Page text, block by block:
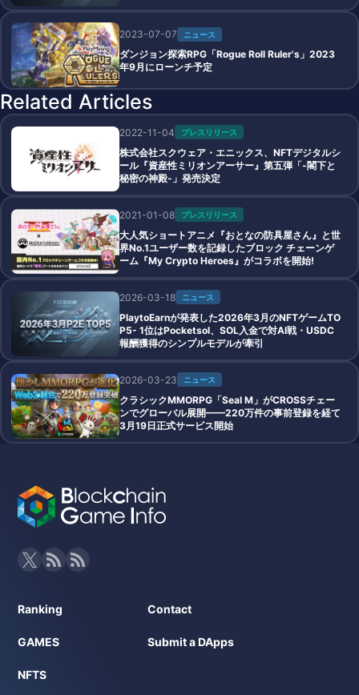
2023-07-07 ニュース
ダンジョン探索RPG「Rogue Roll Ruler's」2023
年9月にローンチ予定
Related Articles
2022-11-04 プレスリリース
株式会社スクウェア・エニックス、NFTデジタルシ
ール『資産性ミリオンアーサー』第五弾「-閣下と
秘密の神殿-」発売決定
2021-01-08 プレスリリース
大人気ショートアニメ『おとなの防具屋さん』と世
界No.1ユーザー数を記録したブロック チェーンゲ
ーム『My Crypto Heroes』がコラボを開始!
2026-03-18 ニュース
PlaytoEarnが発表した2026年3月のNFTゲームTO
P5- 1位はPocketsol、SOL入金で対AI戦・USDC
報酬獲得のシンプルモデルが牽引
2026-03-23 ニュース
クラシックMMORPG「Seal M」がCROSSチェー
ンでグローバル展開——220万件の事前登録を経て
3月19日正式サービス開始
Ranking
GAMES
NFTS
Contact
Submit a DApps